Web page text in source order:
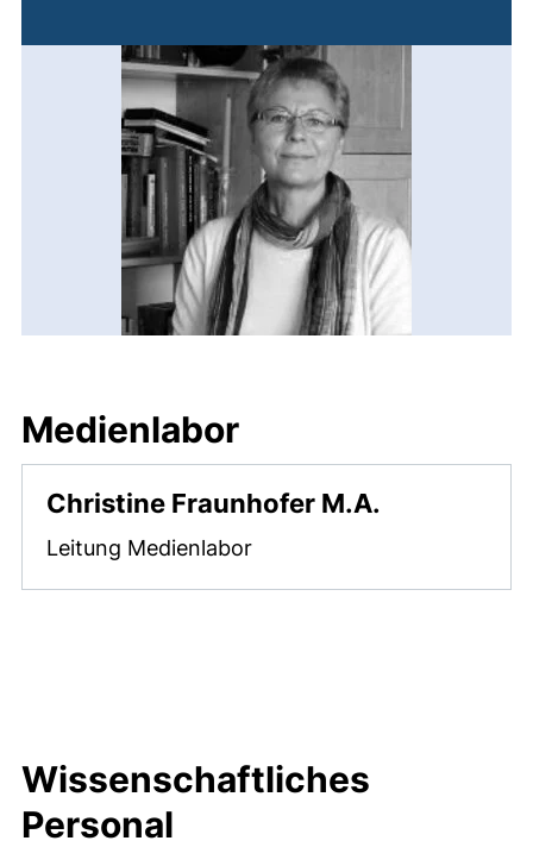
Medienlabor
Christine Fraunhofer M.A.
Leitung Medienlabor
Wissenschaftliches
Personal